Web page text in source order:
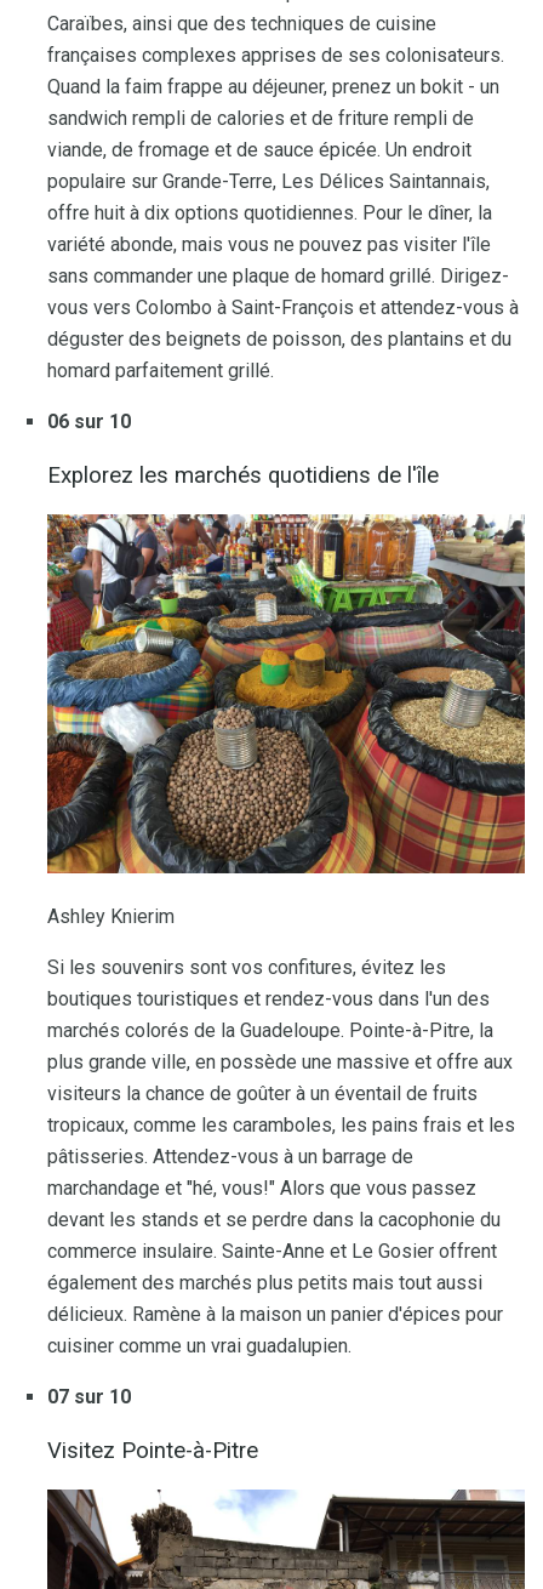
Caraïbes, ainsi que des techniques de cuisine
françaises complexes apprises de ses colonisateurs.
Quand la faim frappe au déjeuner, prenez un bokit - un
sandwich rempli de calories et de friture rempli de
viande, de fromage et de sauce épicée. Un endroit
populaire sur Grande-Terre, Les Délices Saintannais,
offre huit à dix options quotidiennes. Pour le dîner, la
variété abonde, mais vous ne pouvez pas visiter l'île
sans commander une plaque de homard grillé. Dirigez-
vous vers Colombo à Saint-François et attendez-vous à
déguster des beignets de poisson, des plantains et du
homard parfaitement grillé.
06 sur 10
Explorez les marchés quotidiens de l'île
Ashley Knierim
Si les souvenirs sont vos confitures, évitez les
boutiques touristiques et rendez-vous dans l'un des
marchés colorés de la Guadeloupe. Pointe-à-Pitre, la
plus grande ville, en possède une massive et offre aux
visiteurs la chance de goûter à un éventail de fruits
tropicaux, comme les caramboles, les pains frais et les
pâtisseries. Attendez-vous à un barrage de
marchandage et "hé, vous!" Alors que vous passez
devant les stands et se perdre dans la cacophonie du
commerce insulaire. Sainte-Anne et Le Gosier offrent
également des marchés plus petits mais tout aussi
délicieux. Ramène à la maison un panier d'épices pour
cuisiner comme un vrai guadalupien.
07 sur 10
Visitez Pointe-à-Pitre